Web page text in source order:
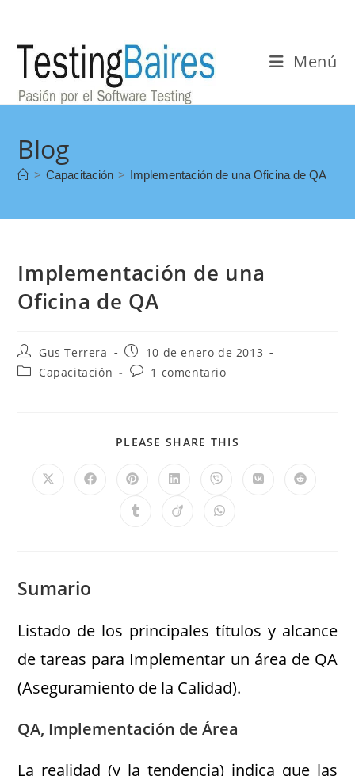
Menú
Blog
> Capacitación > Implementación de una Oficina de QA
Implementación de una
Oficina de QA
Gus Terrera
10 de enero de 2013
Capacitación
1 comentario
PLEASE SHARE THIS
Sumario
Listado de los principales títulos y alcance
de tareas para Implementar un área de QA
(Aseguramiento de la Calidad).
QA, Implementación de Área
La realidad (y la tendencia) indica que las